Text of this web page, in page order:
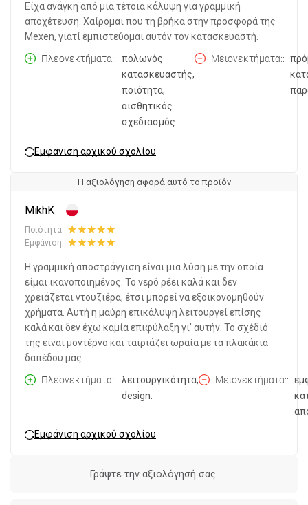
Είχα ανάγκη από μια τέτοια κάλυψη για γραμμική
αποχέτευση. Χαίρομαι που τη βρήκα στην προσφορά της
Mexen, γιατί εμπιστεύομαι αυτόν τον κατασκευαστή.
Πλεονεκτήματα:
πολωνός
κατασκευαστής,
ποιότητα,
αισθητικός
σχεδιασμός.
Μειονεκτήματα:
Εμφάνιση αρχικού σχολίου
Η αξιολόγηση αφορά αυτό το προϊόν
MikhK
Ποιότητα:
Εμφάνιση:
Η γραμμική αποστράγγιση είναι μια λύση με την οποία
είμαι ικανοποιημένος. Το νερό ρέει καλά και δεν
χρειάζεται ντουζιέρα, έτσι μπορεί να εξοικονομηθούν
χρήματα. Αυτή η μαύρη επικάλυψη λειτουργεί επίσης
καλά και δεν έχω καμία επιφύλαξη γι' αυτήν. Το σχέδιό
της είναι μοντέρνο και ταιριάζει ωραία με τα πλακάκια
δαπέδου μας.
Πλεονεκτήματα:
λειτουργικότητα,
design.
Μειονεκτήματα:
Εμφάνιση αρχικού σχολίου
Γράψτε την αξιολόγησή σας.